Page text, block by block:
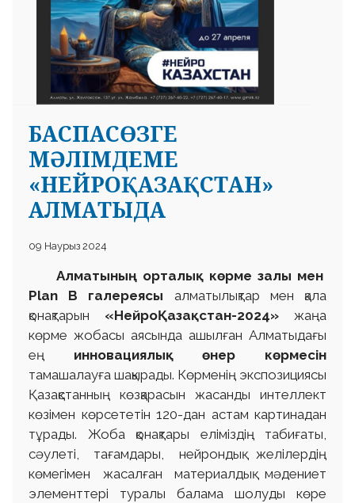
БАСПАСӨЗГЕ
МӘЛІМДЕМЕ
«НЕЙРОҚАЗАҚСТАН»
АЛМАТЫДА
09 Наурыз 2024
Алматының орталық көрме залы мен
Plan В галереясы алматылықтар мен қала
қонақтарын «НейроҚазақстан-2024» жаңа
көрме жобасы аясында ашылған Алматыдағы
ең инновациялық өнер көрмесін
тамашалауға шақырады. Көрменің экспозициясы
Қазақстанның көзқарасын жасанды интеллект
көзімен көрсететін 120-дан астам картинадан
тұрады. Жоба қонақтары еліміздің табиғаты,
сәулеті, тағамдары, нейрондық желілердің
көмегімен жасалған материалдық мәдениет
элементтері туралы балама шолуды көре